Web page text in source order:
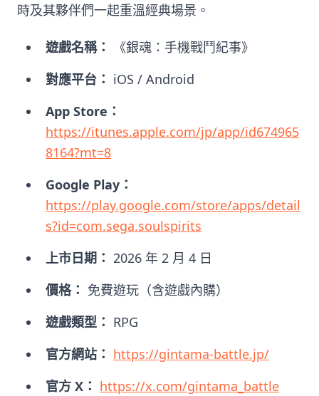
時及其夥伴們一起重溫經典場景。
遊戲名稱：
《銀魂：手機戰鬥紀事》
對應平台： iOS / Android
App Store：
https://itunes.apple.com/jp/app/id674965
8164?mt=8
Google Play：
https://play.google.com/store/apps/detail
s?id=com.sega.soulspirits
上市日期： 2026 年 2 月 4 日
價格： 免費遊玩（含遊戲內購）
遊戲類型： RPG
官方網站： https://gintama-battle.jp/
官方 X： https://x.com/gintama_battle